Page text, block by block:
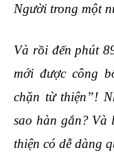
Người trong một
Và rồi đến phút
mới được công
chặn từ thiện”!
sao hàn gắn? Và
thiện có dễ dàng